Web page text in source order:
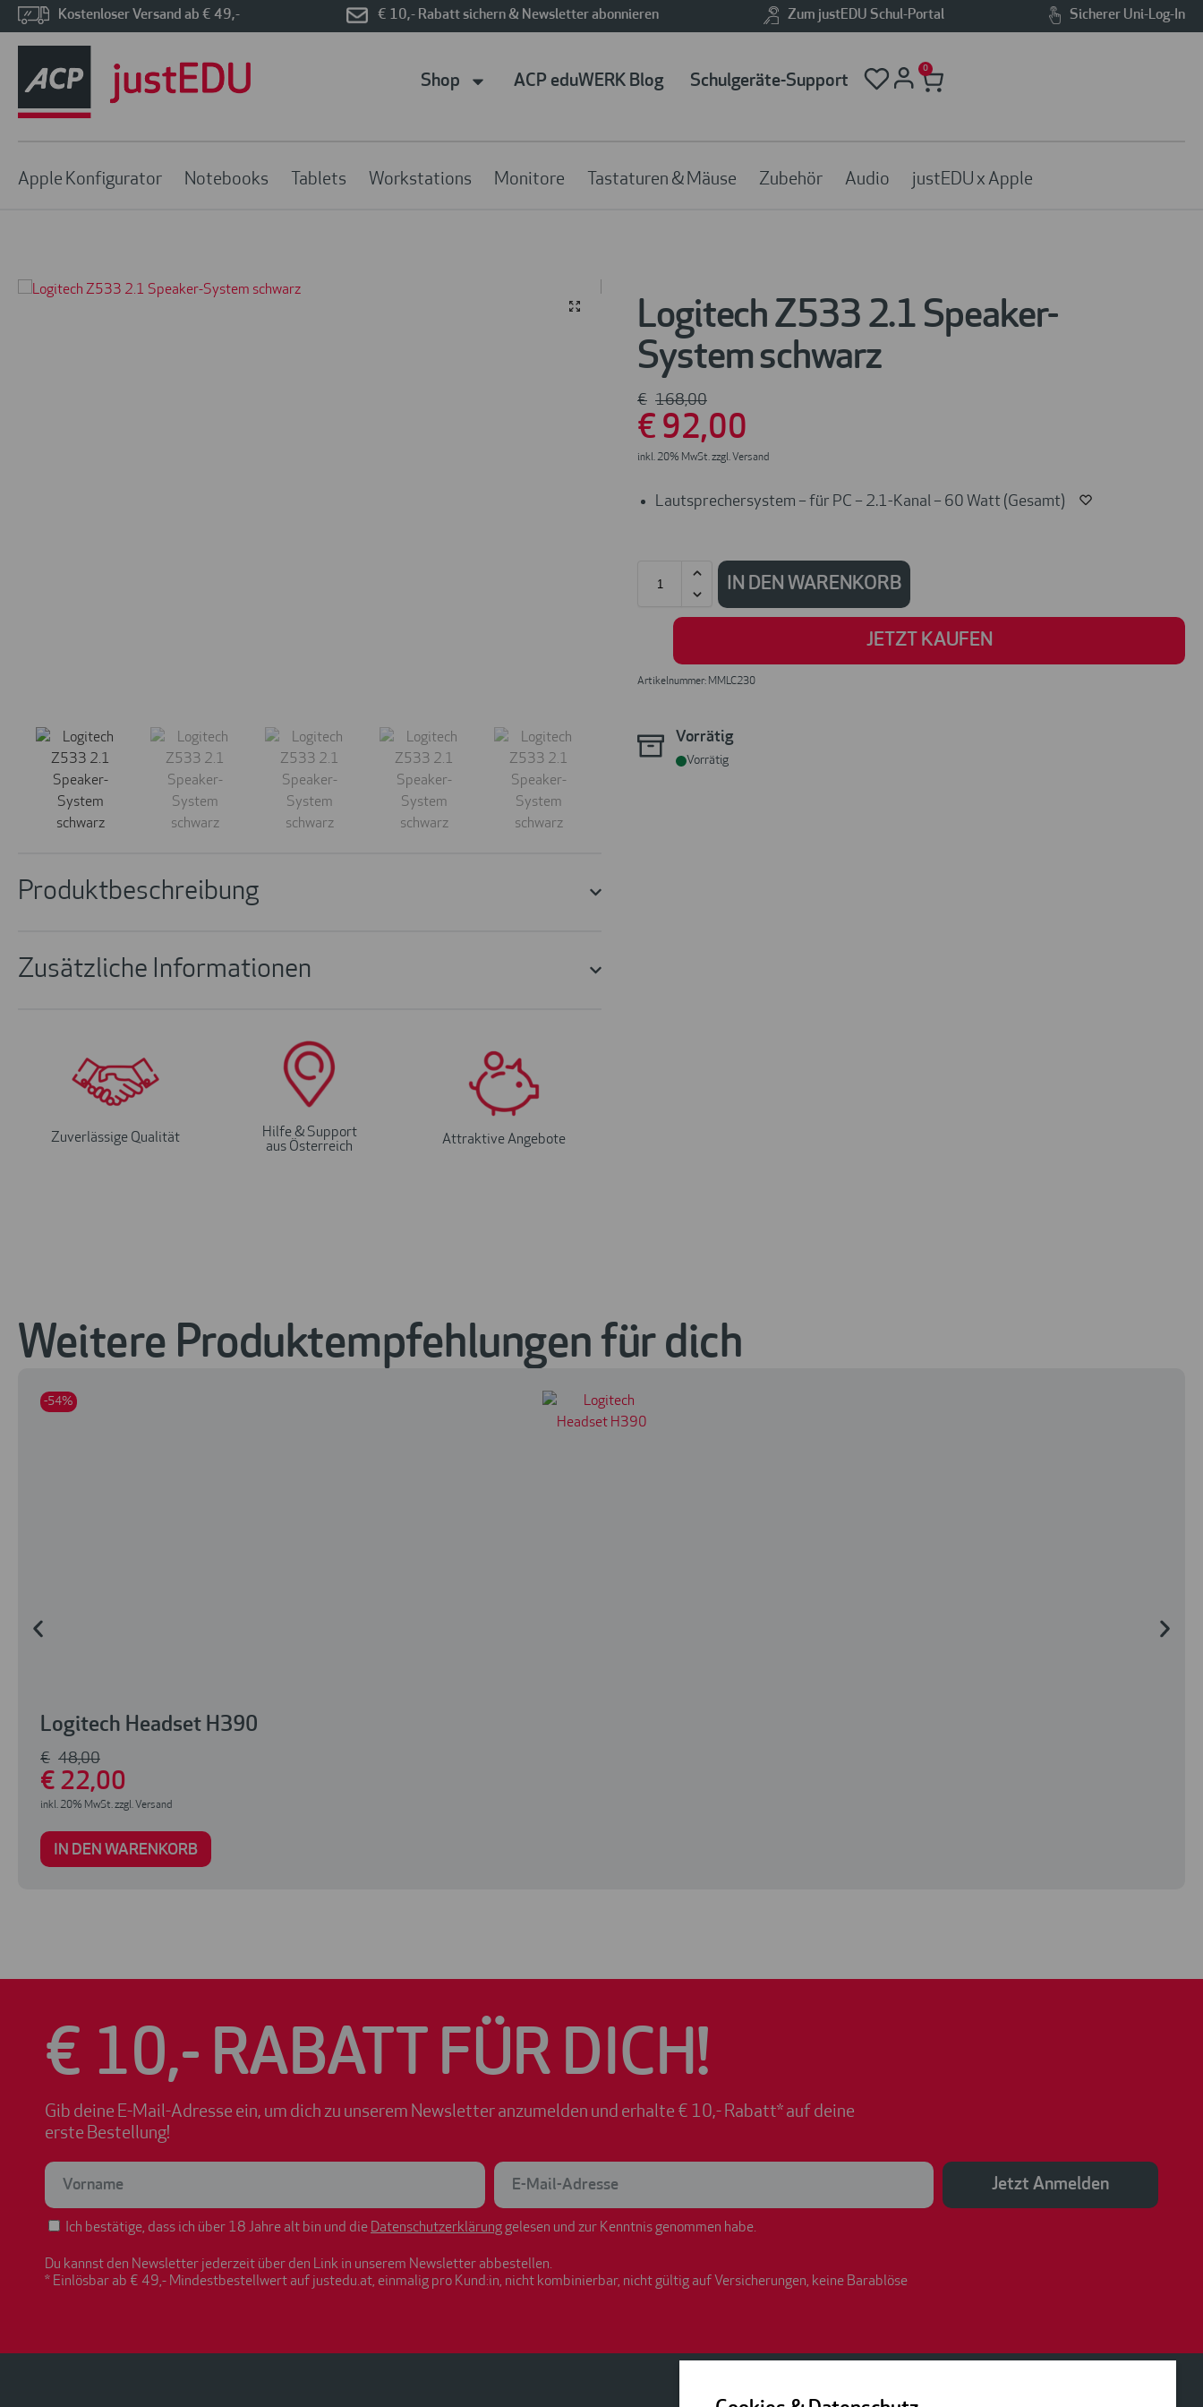
Kostenloser Versand ab € 49,- € 10,- Rabatt sichern & Newsletter abonnieren Zum justEDU Schul-Portal Sicherer Uni-Log-In
Shop ACP eduWERK Blog Schulgeräte-Support
0
Apple Konfigurator Notebooks Tablets Workstations Monitore Tastaturen & Mäuse Zubehör Audio justEDU x Apple
Produktbeschreibung
Zusätzliche Informationen
Zuverlässige Qualität
Hilfe & Support
aus Österreich
Attraktive Angebote
Logitech Z533 2.1 Speaker-
System schwarz
€ 168,00
€ 92,00
inkl. 20% MwSt. zzgl. Versand
Lautsprechersystem – für PC – 2.1-Kanal – 60 Watt (Gesamt)
IN DEN WARENKORB
JETZT KAUFEN
Artikelnummer: MMLC230
Vorrätig
Vorrätig
Weitere Produktempfehlungen für dich
Logitech Headset H390
-54%
€ 48,00
€ 22,00
inkl. 20% MwSt. zzgl. Versand
IN DEN WARENKORB
€ 10,- RABATT FÜR DICH!
Gib deine E-Mail-Adresse ein, um dich zu unserem Newsletter anzumelden und erhalte € 10,- Rabatt* auf deine
erste Bestellung!
Ich bestätige, dass ich über 18 Jahre alt bin und die Datenschutzerklärunggelesen und zur Kenntnis genommen habe.
Jetzt Anmelden
Du kannst den Newsletter jederzeit über den Link in unserem Newsletter abbestellen.
* Einlösbar ab € 49,- Mindestbestellwert auf justedu.at, einmalig pro Kund:in, nicht kombinierbar, nicht gültig auf Versicherungen, keine Barablöse